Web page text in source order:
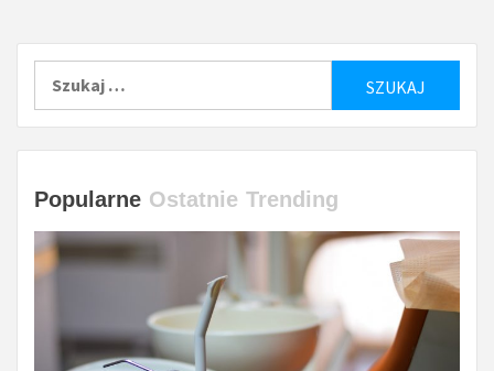
Popularne Ostatnie Trending